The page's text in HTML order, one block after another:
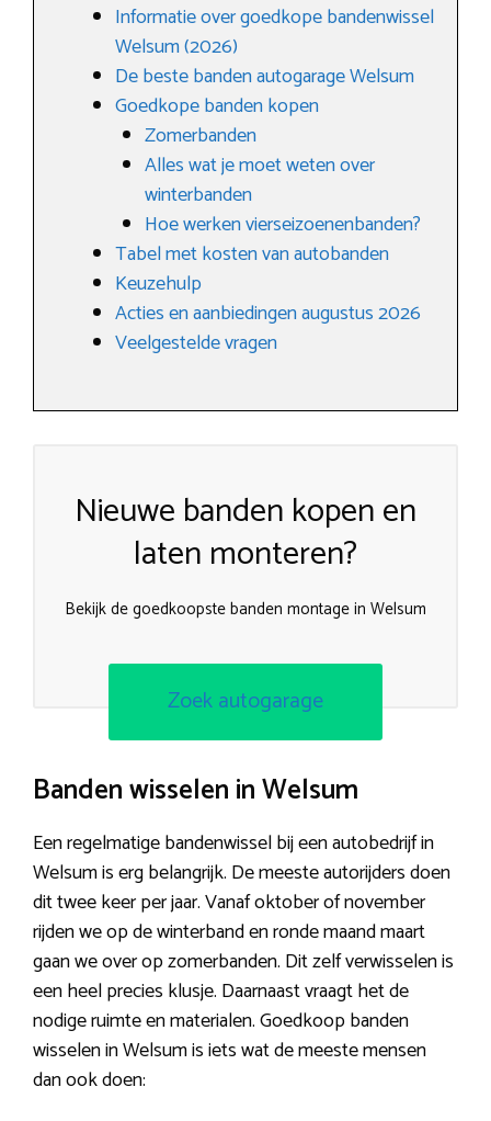
Informatie over goedkope bandenwissel
Welsum (2026)
De beste banden autogarage Welsum
Goedkope banden kopen
Zomerbanden
Alles wat je moet weten over
winterbanden
Hoe werken vierseizoenenbanden?
Tabel met kosten van autobanden
Keuzehulp
Acties en aanbiedingen augustus 2026
Veelgestelde vragen
Nieuwe banden kopen en
laten monteren?
Bekijk de goedkoopste banden montage in Welsum
Zoek autogarage
Banden wisselen in Welsum
Een regelmatige bandenwissel bij een autobedrijf in
Welsum is erg belangrijk. De meeste autorijders doen
dit twee keer per jaar. Vanaf oktober of november
rijden we op de winterband en ronde maand maart
gaan we over op zomerbanden. Dit zelf verwisselen is
een heel precies klusje. Daarnaast vraagt het de
nodige ruimte en materialen. Goedkoop banden
wisselen in Welsum is iets wat de meeste mensen
dan ook doen: